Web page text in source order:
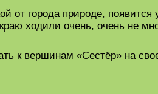
от города природе,
ходили очень, очень не
к вершинам «Сестёр» на